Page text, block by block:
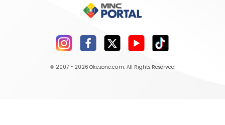
© 2007 - 2026 Okezone.com, All Rights Reserved